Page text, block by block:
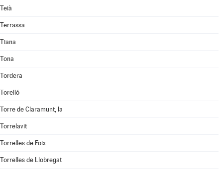
Teià
Terrassa
Tiana
Tona
Tordera
Torelló
Torre de Claramunt, la
Torrelavit
Torrelles de Foix
Torrelles de Llobregat